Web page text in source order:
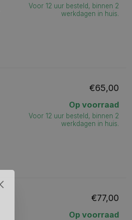
Voor 12 uur besteld, binnen 2
werkdagen in huis.
€65,00
Op voorraad
Voor 12 uur besteld, binnen 2
werkdagen in huis.
€77,00
Op voorraad